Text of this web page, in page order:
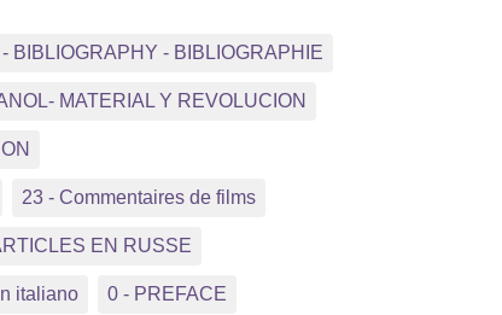
- BIBLIOGRAPHY - BIBLIOGRAPHIE
MATERIAL Y REVOLUCION
23 - Commentaires de films
EN RUSSE
italiano 0 - PREFACE